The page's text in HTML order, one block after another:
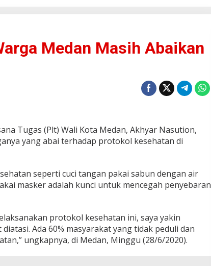
Medan Masih Abaikan
Tugas (Plt) Wali Kota Medan, Akhyar Nasution,
yang abai terhadap protokol kesehatan di
seperti cuci tangan pakai sabun dengan air
masker adalah kunci untuk mencegah penyebaran
protokol kesehatan ini, saya yakin
Ada 60% masyarakat yang tidak peduli dan
ungkapnya, di Medan, Minggu (28/6/2020).